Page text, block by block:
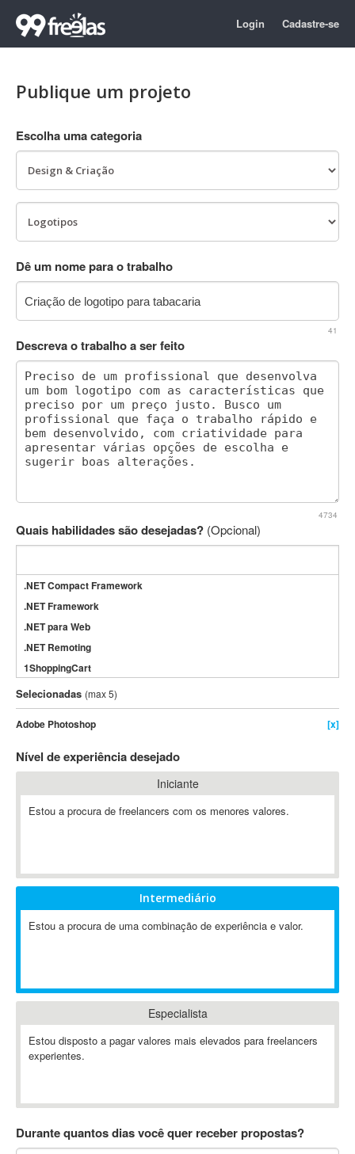
Login Cadastre-se
Publique um projeto
Escolha uma categoria
Dê um nome para o trabalho
41
Descreva o trabalho a ser feito
4734
Quais habilidades são desejadas? (Opcional)
.NET Compact Framework
.NET Framework
.NET para Web
.NET Remoting
1ShoppingCart
3DS Max
3GSM
4D Dimension
802.11
A&P
A2Billing
ABAP
ABBYY FineReader
Ableton Live
Abstract
Abstract Window Toolkit (AWT)
AC Drives
ACARS
Selecionadas (max 5)
Adobe Photoshop [x]
Nível de experiência desejado
Iniciante
Estou a procura de freelancers com os menores valores.
Intermediário
Estou a procura de uma combinação de experiência e valor.
Especialista
Estou disposto a pagar valores mais elevados para freelancers
experientes.
Durante quantos dias você quer receber propostas?